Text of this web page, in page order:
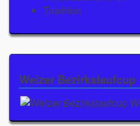
Triathlon
Weizer Bezirkslaufcup